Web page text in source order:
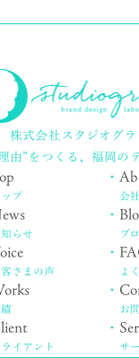
株式会社スタジオグ
由”をつくる、福岡の
プ
らせ
さまの声
イアント
・
会
・
ブ
・
よ
・
お
・
サ